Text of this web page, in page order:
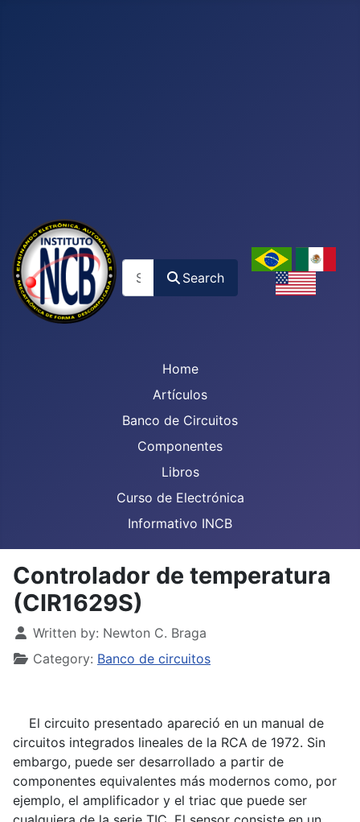
Search
Home
Artículos
Banco de Circuitos
Componentes
Libros
Curso de Electrónica
Informativo INCB
Controlador de temperatura
(CIR1629S)
Details
Written by: Newton C. Braga
Category: Banco de circuitos
El circuito presentado apareció en un manual de
circuitos integrados lineales de la RCA de 1972. Sin
embargo, puede ser desarrollado a partir de
componentes equivalentes más modernos como, por
ejemplo, el amplificador y el triac que puede ser